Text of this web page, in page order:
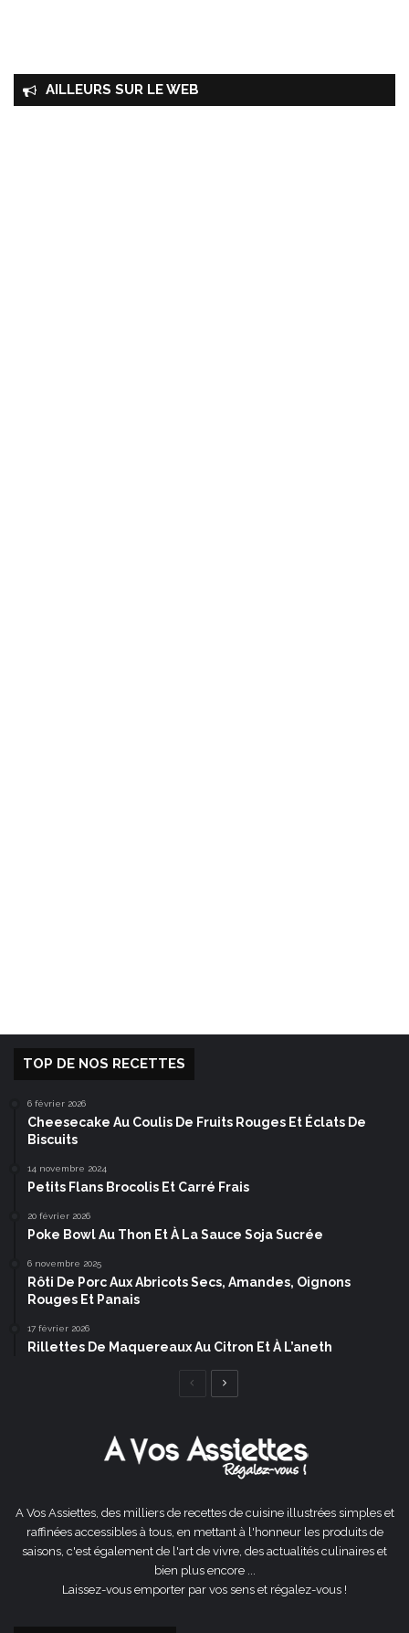
AILLEURS SUR LE WEB
TOP DE NOS RECETTES
6 février 2026
Cheesecake Au Coulis De Fruits Rouges Et Éclats De
Biscuits
14 novembre 2024
Petits Flans Brocolis Et Carré Frais
20 février 2026
Poke Bowl Au Thon Et À La Sauce Soja Sucrée
6 novembre 2025
Rôti De Porc Aux Abricots Secs, Amandes, Oignons
Rouges Et Panais
17 février 2026
Rillettes De Maquereaux Au Citron Et À L’aneth
Page
A Vos Assiettes, des milliers de recettes de cuisine illustrées simples et
raffinées accessibles à tous, en mettant à l'honneur les produits de
saisons, c'est également de l'art de vivre, des actualités culinaires et
bien plus encore ...
Laissez-vous emporter par vos sens et régalez-vous !